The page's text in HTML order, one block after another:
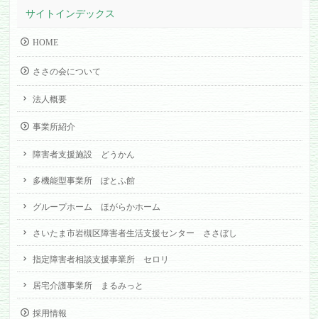
サイトインデックス
HOME
ささの会について
法人概要
事業所紹介
障害者支援施設 どうかん
多機能型事業所 ぽとふ館
グループホーム ほがらかホーム
さいたま市岩槻区障害者生活支援センター ささぼし
指定障害者相談支援事業所 セロリ
居宅介護事業所 まるみっと
採用情報